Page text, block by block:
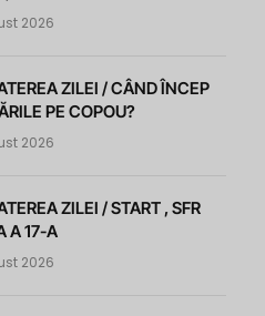
2026
ZILEI / CÂND ÎNCEP
PE COPOU?
2026
ZILEI / START , SFR
A 17-A
2026